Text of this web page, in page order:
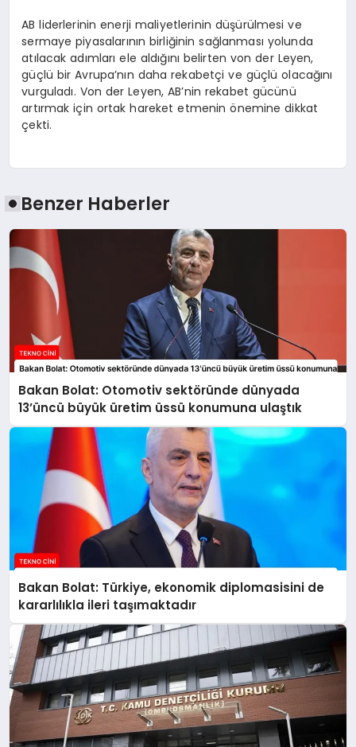
AB liderlerinin enerji maliyetlerinin düşürülmesi ve
sermaye piyasalarının birliğinin sağlanması yolunda
atılacak adımları ele aldığını belirten von der Leyen,
güçlü bir Avrupa’nın daha rekabetçi ve güçlü olacağını
vurguladı. Von der Leyen, AB’nin rekabet gücünü
artırmak için ortak hareket etmenin önemine dikkat
çekti.
Benzer Haberler
Bakan Bolat: Otomotiv sektöründe dünyada
13’üncü büyük üretim üssü konumuna ulaştık
Bakan Bolat: Türkiye, ekonomik diplomasisini de
kararlılıkla ileri taşımaktadır